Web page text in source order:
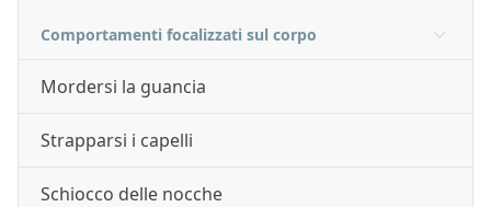
Comportamenti focalizzati sul corpo
Mordersi la guancia
Strapparsi i capelli
Schiocco delle nocche